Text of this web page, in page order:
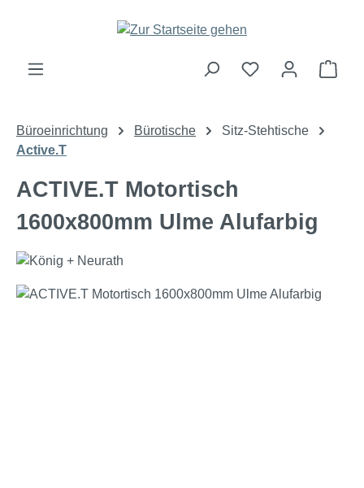
Zum Hauptinhalt springen
Büroeinrichtung Bürotische
Sitz-Stehtische
Active.T
ACTIVE.T Motortisch
1600x800mm Ulme Alufarbig
Bildergalerie überspringen